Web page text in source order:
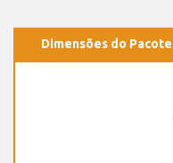
Dimensões do Pacote